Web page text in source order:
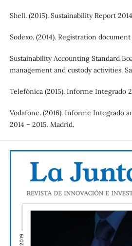
Shell. (2015). Sustainability Report
Sodexo. (2014). Registration
Sustainability Accounting Standard
management and custody activities.
Telefónica (2015). Informe Integrado
Vodafone. (2016). Informe Integrado
2014 – 2015. Madrid.